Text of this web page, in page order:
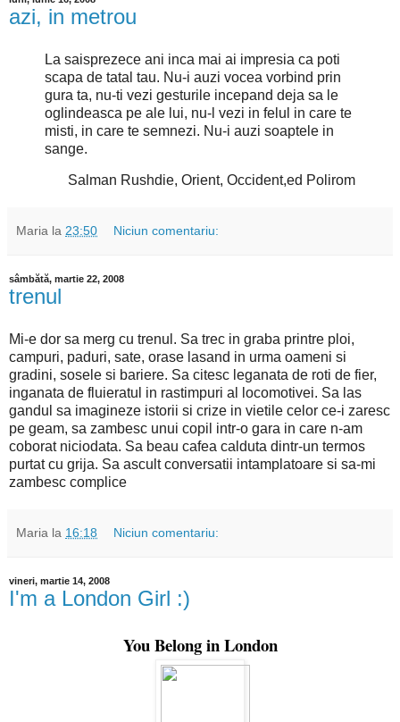
azi, in metrou
La saisprezece ani inca mai ai impresia ca poti
scapa de tatal tau. Nu-i auzi vocea vorbind prin
gura ta, nu-ti vezi gesturile incepand deja sa le
oglindeasca pe ale lui, nu-l vezi in felul in care te
misti, in care te semnezi. Nu-i auzi soaptele in
sange.
Salman Rushdie, Orient, Occident,ed Polirom
Maria la 23:50 Niciun comentariu:
sâmbătă, martie 22, 2008
trenul
Mi-e dor sa merg cu trenul. Sa trec in graba printre ploi,
campuri, paduri, sate, orase lasand in urma oameni si
gradini, sosele si bariere. Sa citesc leganata de roti de fier,
inganata de fluieratul in rastimpuri al locomotivei. Sa las
gandul sa imagineze istorii si crize in vietile celor ce-i zaresc
pe geam, sa zambesc unui copil intr-o gara in care n-am
coborat niciodata. Sa beau cafea calduta dintr-un termos
purtat cu grija. Sa ascult conversatii intamplatoare si sa-mi
zambesc complice
Maria la 16:18 Niciun comentariu:
vineri, martie 14, 2008
I'm a London Girl :)
You Belong in London